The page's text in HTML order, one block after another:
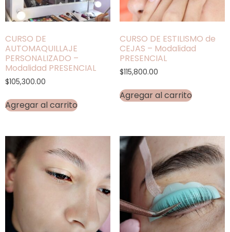
CURSO DE
AUTOMAQUILLAJE
PERSONALIZADO –
Modalidad PRESENCIAL
$105,300.00
Agregar al carrito
CURSO DE ESTILISMO de
CEJAS – Modalidad
PRESENCIAL
$115,800.00
Agregar al carrito